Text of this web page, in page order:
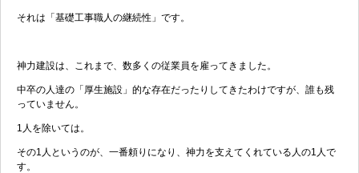
それは「基礎工事職人の継続性」です。
神力建設は、これまで、数多くの従業員を雇ってきました。
中卒の人達の「厚生施設」的な存在だったりしてきたわけですが、誰も残
っていません。
1人を除いては。
その1人というのが、一番頼りになり、神力を支えてくれている人の1人で
す。